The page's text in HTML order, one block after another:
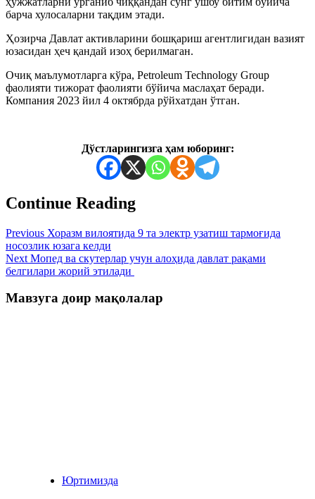
барча хулосаларни тақдим этади.
Ҳозирча Давлат активларини бошқариш агентлигидан вазият
юзасидан ҳеч қандай изоҳ берилмаган.
Очиқ маълумотларга кўра, Petroleum Technology Group
фаолияти тижорат фаолияти бўйича маслаҳат беради.
Компания 2023 йил 4 октябрда рўйхатдан ўтган.
Дўстларингизга ҳам юборинг:
Continue Reading
Previous Хоразм вилоятида 9 та электр узатиш тармоғида
носозлик юзага келди
Next Мопед ва скутерлар учун алоҳида давлат рақами
белгилари жорий этилади
Мавзуга доир мақолалар
Юртимизда